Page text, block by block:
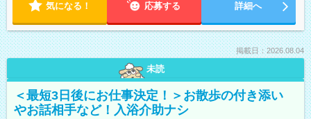
気になる！ 応募する 詳細へ
掲載日：2026.08.04
未読
＜最短3日後にお仕事決定！＞お散歩の付き添い
やお話相手など！入浴介助ナシ